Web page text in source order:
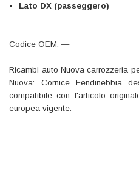
Lato DX (passeggero)
Codice OEM: —
Ricambi auto Nuova carrozzeria
Nuova: Cornice Fendinebbia
compatibile con l'articolo
europea vigente.